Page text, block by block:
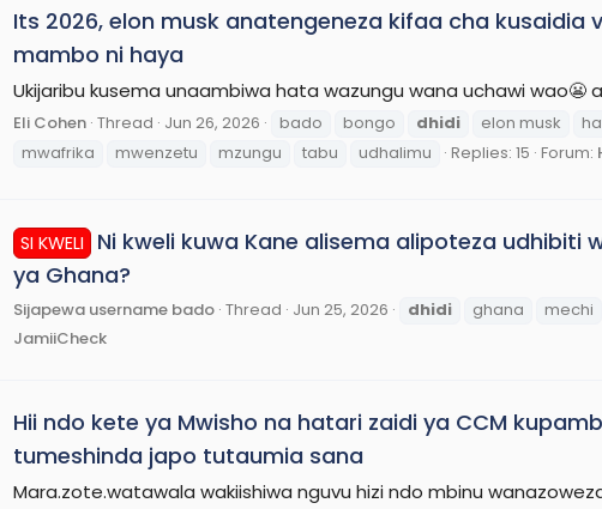
Its 2026, elon musk anatengeneza kifaa cha
mambo ni haya
Ukijaribu kusema unaambiwa hata wazungu wana uchawi wao😬
Eli Cohen Thread Jun 26, 2026 bado bongo dhidi elon musk
mwafrika
mwenzetu mzungu tabu udhalimu Replies: 15 Forum:
SI KWELI
Ni kweli kuwa Kane alisema alipoteza udhibiti
ya Ghana?
Sijapewa username bado Thread Jun 25, 2026 dhidi ghana mechi
JamiiCheck
Hii ndo kete ya Mwisho na hatari zaidi ya CCM
tumeshinda japo tutaumia sana
Mara.zote.watawala wakiishiwa nguvu hizi ndo mbinu